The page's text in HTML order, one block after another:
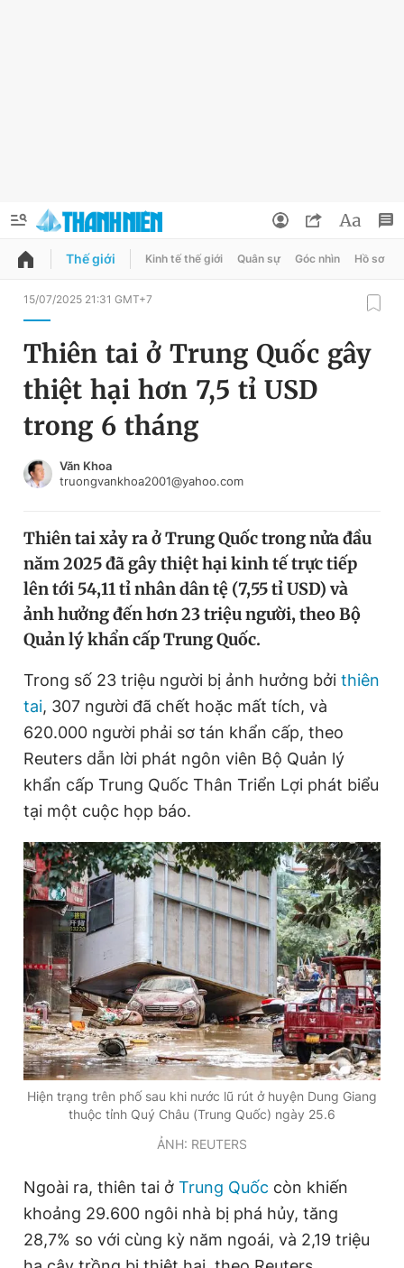
QUẢNG CÁO
Chuyên mục
Chuyên mục khác
Chào ngày mới
Video Magazine
Sản phẩm khác
Tiện ích Bạn cần biết
Thông tin tòa soạn Liên hệ quảng cáo
Đọc Thanh Niên trên điện thoại
Theo dõi báo trên
Hotline
0906 645 777
Liên hệ quảng cáo
0908 780 404
Đặt báo Quảng cáo RSS Tòa soạn Chính sách bảo
Tổng biên tập: Nguyễn Ngọc Toàn
Phó tổng biên tập thường trực: Hải Thành
Phó tổng biên tập: Trần Việt Hưng
Tổng thư ký tòa soạn: Đức Trung
Giấy phép xuất bản số 110/GP - BTTTT cấp ngày 24.3.2020
© 2003-2026 Bản quyền thuộc về Báo Thanh Niên. Cấm sao
chép dưới mọi hình thức nếu không có sự chấp thuận bằng văn
Đổi mật khẩu
Tin đã lưu
Tin đã xem
Đăng xuất
Thế giới Kinh tế thế giới Quân sự Góc nhìn Hồ sơ
15/07/2025 21:31 GMT+7
Thiên tai ở Trung Quốc gây
thiệt hại hơn 7,5 tỉ USD
trong 6 tháng
Văn Khoa
truongvankhoa2001@yahoo.com
Thiên tai xảy ra ở Trung Quốc trong nửa đầu
năm 2025 đã gây thiệt hại kinh tế trực tiếp
lên tới 54,11 tỉ nhân dân tệ (7,55 tỉ USD) và
ảnh hưởng đến hơn 23 triệu người, theo Bộ
Quản lý khẩn cấp Trung Quốc.
Trong số 23 triệu người bị ảnh hưởng bởi thiên
tai, 307 người đã chết hoặc mất tích, và
620.000 người phải sơ tán khẩn cấp, theo
Reuters dẫn lời phát ngôn viên Bộ Quản lý
khẩn cấp Trung Quốc Thân Triển Lợi phát biểu
tại một cuộc họp báo.
Hiện trạng trên phố sau khi nước lũ rút ở huyện Dung Giang
thuộc tỉnh Quý Châu (Trung Quốc) ngày 25.6
ẢNH: REUTERS
Ngoài ra, thiên tai ở Trung Quốc còn khiến
khoảng 29.600 ngôi nhà bị phá hủy, tăng
28,7% so với cùng kỳ năm ngoái, và 2,19 triệu